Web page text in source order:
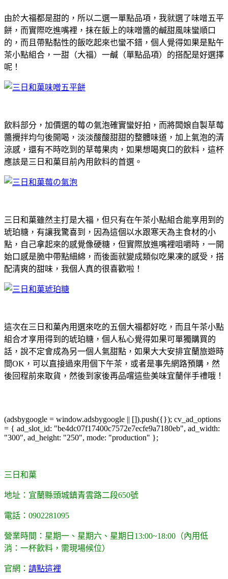
由於大福都是甜的，所以二選一單點品項，我就選了味噌五平
餅，而實際吃進嘴裡，抹在飯上的味噌醬的鹹甜風味蠻順口
的，而且帶點黏性的飯吃起來也蠻不錯，個人覺得如果是點午
茶小點組合，一甜（大福）一鹹（單點品項）的搭配是好選擇
呢！
飲料部分，加價選的莓の氣泡確實蠻好拍，而將闆娘自製草莓
醬攪拌均勻後開喝，淡淡酸酸甜甜的整體味道，加上氣泡的清
涼感，還有不時吃到的草莓果肉，如果想喝爽口的飲料，這杯
應該是三日和菓目前內用飲料的首選。
三日和菓雖然主打是大福，但只有在午茶小點組合能享用到的
琥珀糖，有讓我驚喜到，因為這個以水跟寒天為主食材的小
點，自己拿起來的感覺像硬糖，但實際放進嘴裡咀嚼時，一開
始口感是脆中帶點細綿，而後面就變成類似吃果凍的感受，搭
配清爽的甜味，我個人真的很喜歡啦！
這次在三日和菓內用選來吃的五個大福都好吃，而且午茶小點
組合才享用得到的琥珀糖，個人私心覺得如果可單獨購買的
話，說不定會成為另一個人氣甜點，如果大大安排宜蘭旅遊時
間OK，可以直接過來用個下午茶，或者是事先網路預購，然
後回程前來取貨，然後到家後再品嚐這些美味宜蘭伴手禮哦！
(adsbygoogle = window.adsbygoogle || []).push({}); cv_ad_options
= { ad_slot_id: "be4dc07f17400c7572e7ecfe9a7180eb", ad_width:
"300", ad_height: "250", mode: "production" };
三日和菓
地址：宜蘭縣頭城鎮青雲路二段650號
電話：0902281095
營業時間：星期一、星期六、星期日13:00~18:00（內用低
消：一杯飲料，需現場候位）
官網： 請點這裡